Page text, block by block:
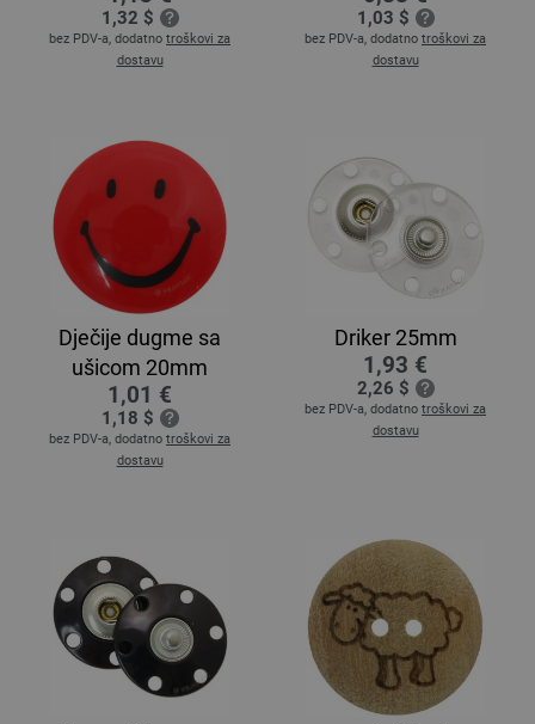
1,32 $
bez PDV-a, dodatno troškovi za
dostavu
1,03 $
bez PDV-a, dodatno troškovi za
dostavu
Dječije dugme sa
ušicom 20mm
1,01 €
1,18 $
bez PDV-a, dodatno troškovi za
dostavu
Driker 25mm
1,93 €
2,26 $
bez PDV-a, dodatno troškovi za
dostavu